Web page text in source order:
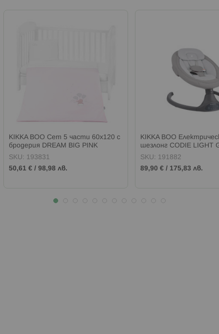
KIKKA BOO Сет 5 части 60х120 с
бродерия DREAM BIG PINK
SKU: 193831
50,61 € / 98,98 лв.
KIKKA BOO
шезлонг CODIE LIGHT
SKU: 191882
89,90 € / 175,83 лв.